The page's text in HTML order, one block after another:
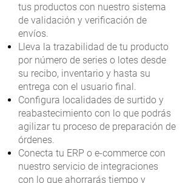
tus productos con nuestro sistema
de validación y verificación de
envíos.
Lleva la trazabilidad de tu producto
por número de series o lotes desde
su recibo, inventario y hasta su
entrega con el usuario final.
Configura localidades de surtido y
reabastecimiento con lo que podrás
agilizar tu proceso de preparación de
órdenes.
Conecta tu ERP o e-commerce con
nuestro servicio de integraciones
con lo que ahorrarás tiempo y